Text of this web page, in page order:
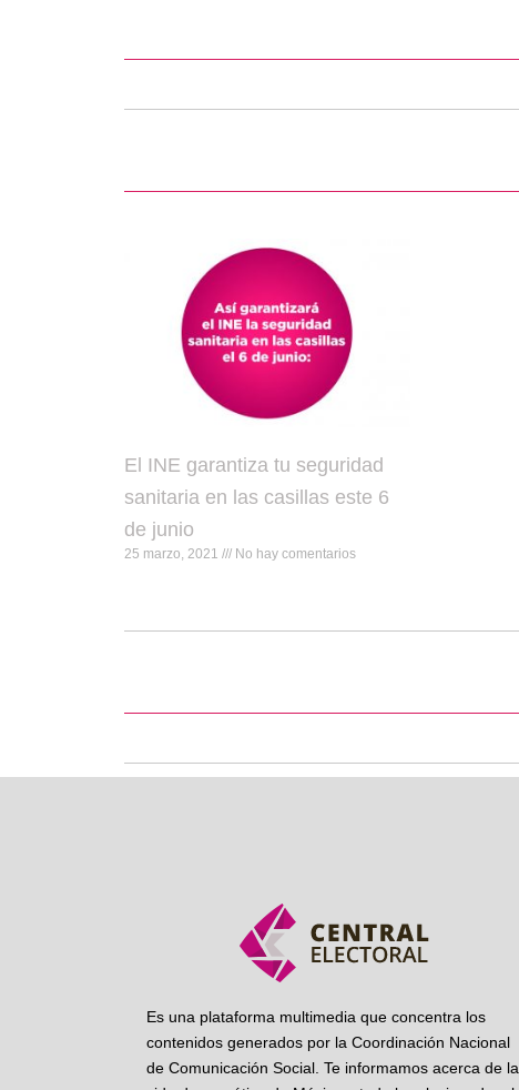
El INE garantiza tu seguridad
sanitaria en las casillas este 6
de junio
25 marzo, 2021 No hay comentarios
Es una plataforma multimedia que concentra los
contenidos generados por la Coordinación Nacional
de Comunicación Social. Te informamos acerca de la